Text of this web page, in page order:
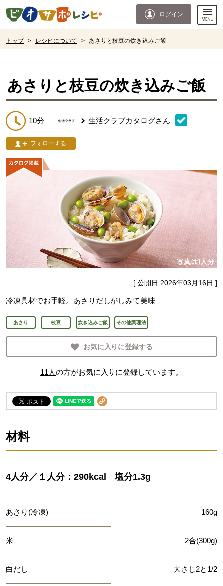
ページの先頭です。
ログイン
トップ > レシピについて > あさりと枝豆の炊き込みご飯
あさりと枝豆の炊き込みご飯
10分 生活クラブカタログさん
フォローする
[ 公開日:2026年03月16日 ]
冷凍具材でお手軽。あさりだしがしみて美味
あさり 枝豆 炊き込みご飯 その他調理法
お気に入りに登録する
11 人の方がお気に入りに登録しています。
材料
4人分／１人分：290kcal 塩分1.3g
あさり(冷凍) 160g
米 2合(300g)
白だし 大さじ2と1/2